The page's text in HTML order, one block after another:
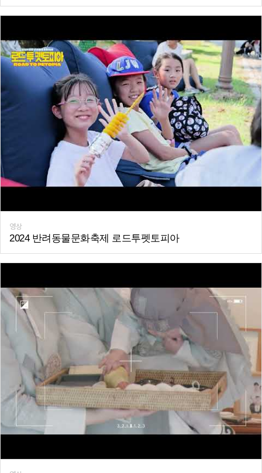
영상
2024 반려동물문화축제 로드투펫토피아